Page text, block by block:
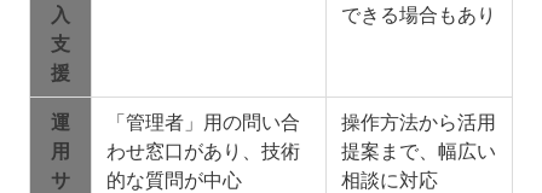
入
支
援
できる場合もあり
運
用
サ
「管理者」用の問い合
わせ窓口があり、技術
的な質問が中心
操作方法から活用
提案まで、幅広い
相談に対応